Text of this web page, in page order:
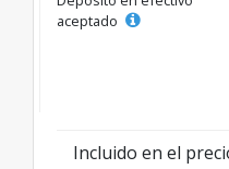
aceptado
Incluido en el